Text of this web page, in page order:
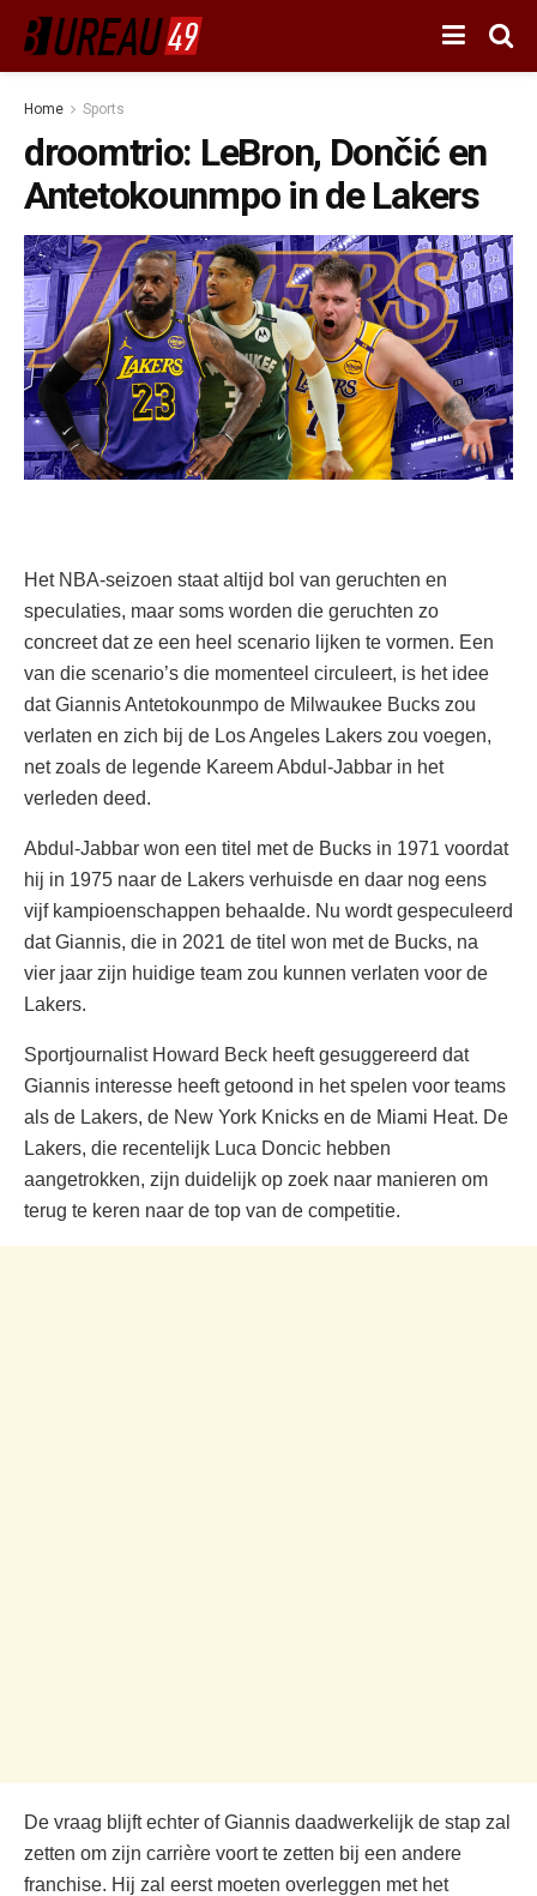
Home Sports
droomtrio: LeBron, Dončić en
Antetokounmpo in de Lakers
Het NBA-seizoen staat altijd bol van geruchten en
speculaties, maar soms worden die geruchten zo
concreet dat ze een heel scenario lijken te vormen. Een
van die scenario’s die momenteel circuleert, is het idee
dat Giannis Antetokounmpo de Milwaukee Bucks zou
verlaten en zich bij de Los Angeles Lakers zou voegen,
net zoals de legende Kareem Abdul-Jabbar in het
verleden deed.
Abdul-Jabbar won een titel met de Bucks in 1971 voordat
hij in 1975 naar de Lakers verhuisde en daar nog eens
vijf kampioenschappen behaalde. Nu wordt gespeculeerd
dat Giannis, die in 2021 de titel won met de Bucks, na
vier jaar zijn huidige team zou kunnen verlaten voor de
Lakers.
Sportjournalist Howard Beck heeft gesuggereerd dat
Giannis interesse heeft getoond in het spelen voor teams
als de Lakers, de New York Knicks en de Miami Heat. De
Lakers, die recentelijk Luca Doncic hebben
aangetrokken, zijn duidelijk op zoek naar manieren om
terug te keren naar de top van de competitie.
De vraag blijft echter of Giannis daadwerkelijk de stap zal
zetten om zijn carrière voort te zetten bij een andere
franchise. Hij zal eerst moeten overleggen met het